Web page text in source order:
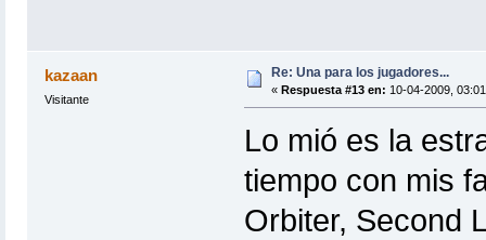
kazaan
Visitante
Re: Una para los jugadores...
« Respuesta #13 en: 10-04-2009,
Lo mió es la
tiempo con mis
Orbiter, Second